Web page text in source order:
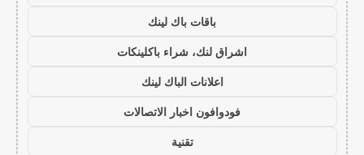
باقات باك لينك
اشراق لنك، شراء باكلينكات
اعلانات الباك لينك
فودوافون اخبار الاتصالات
تقنية